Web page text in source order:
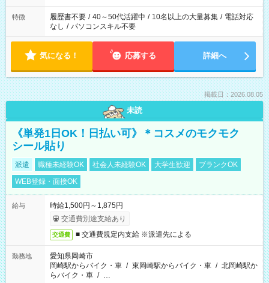
特徴 履歴書不要 / 40～50代活躍中 / 10名以上の大量募集 / 電話対応
なし / パソコンスキル不要
気になる！ 応募する 詳細へ
掲載日：2026.08.05
未読
《単発1日OK！日払い可》＊コスメのモクモク
シール貼り
派遣 職種未経験OK 社会人未経験OK 大学生歓迎
ブランクOK
WEB登録・面接OK
給与
時給1,500円～1,875円
交通費別途支給あり
交通費 ■ 交通費規定内支給 ※派遣先による
勤務地
愛知県岡崎市
岡崎駅からバイク・車 / 東岡崎駅からバイク・車 / 北岡崎駅か
らバイク・車 / …